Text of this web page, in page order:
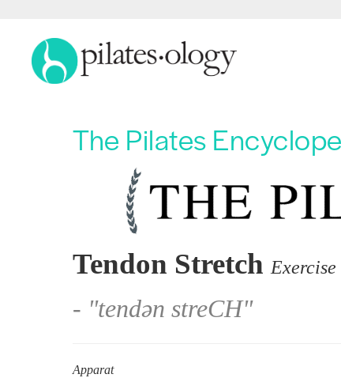
The Pilates
Tendon StretchExercise
- "tendən streCH"
Apparat